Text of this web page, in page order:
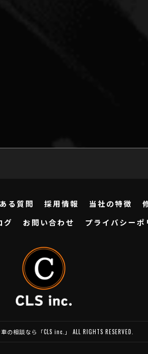
る質問 採用情報 当社の特徴
グ お問い合わせ プライバシーポ
相談なら「CLS inc.」 ALL RIGHTS RESERVED.